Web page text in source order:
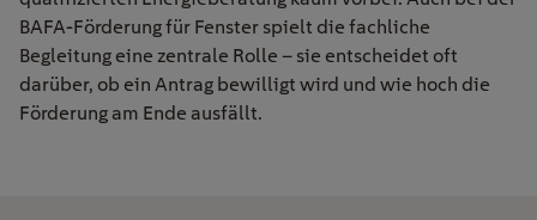
BAFA-Förderung für Fenster spielt die fachliche
Begleitung eine zentrale Rolle – sie entscheidet oft
darüber, ob ein Antrag bewilligt wird und wie hoch die
Förderung am Ende ausfällt.